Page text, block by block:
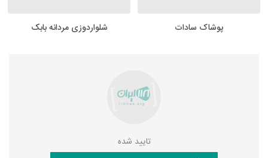
پوشاک سادات شلواردوزی مردانه بابک
تایید شده